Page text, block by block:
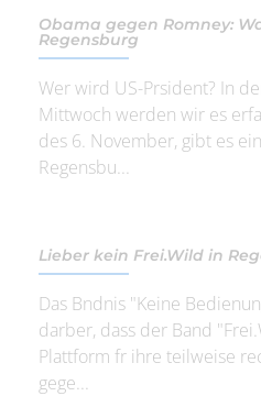
Obama gegen Romney:
Regensburg
Wer wird US-Prsident? In
Mittwoch werden wir es
des 6. November, gibt es
Regensbu...
Lieber kein Frei.Wild in
Das Bndnis "Keine
darber, dass der Band
Plattform fr ihre teilweise
gege...